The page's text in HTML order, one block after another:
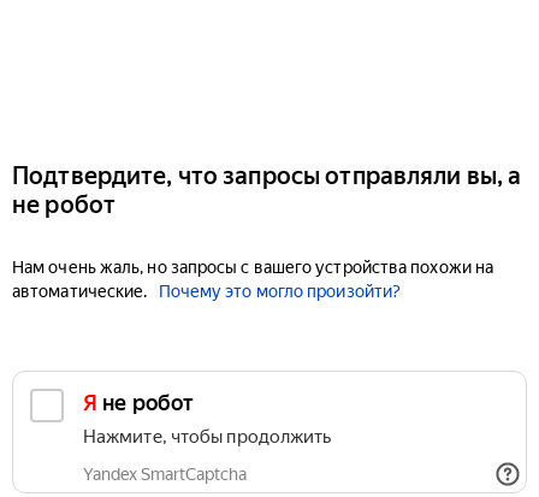
Подтвердите, что запросы отправляли вы, а
не робот
Нам очень жаль, но запросы с вашего устройства похожи на
автоматические.
Почему это могло произойти?
Я не робот
Нажмите, чтобы продолжить
Yandex SmartCaptcha